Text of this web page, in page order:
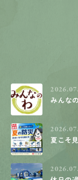
みんな
夏こそ